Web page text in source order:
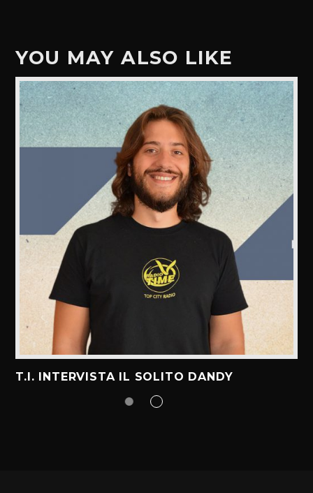
YOU MAY ALSO LIKE
T.I. INTERVISTA IL SOLITO DANDY